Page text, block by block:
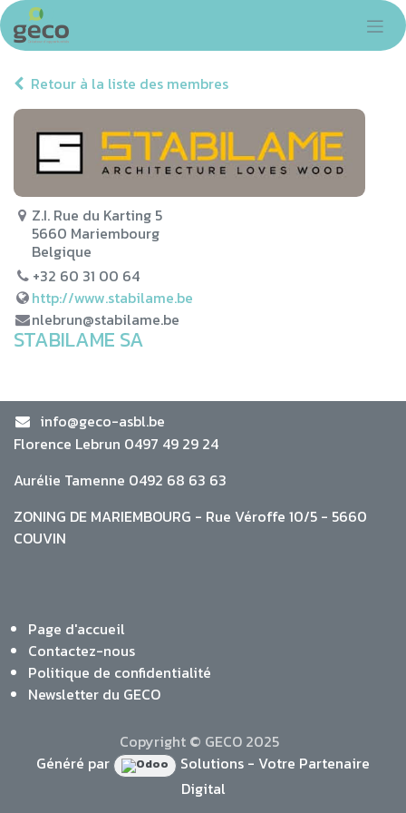
Se rendre au contenu
Retour à la liste des membres
Z.I. Rue du Karting 5
5660 Mariembourg
Belgique
+32 60 31 00 64
http://www.stabilame.be
nlebrun@stabilame.be
STABILAME SA
info@geco-asbl.be
Florence Lebrun 0497 49 29 24
Aurélie Tamenne 0492 68 63 63
ZONING DE MARIEMBOURG - Rue Véroffe 10/5 - 5660
COUVIN
Page d'accueil
Contactez-nous
Politique de confidentialité
Newsletter du GECO
Copyright © GECO 2025
Généré par
Solutions - Votre Partenaire
Digital